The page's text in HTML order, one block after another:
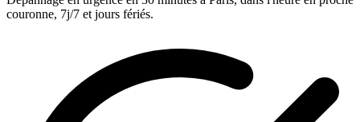
couronne, 7j/7 et jours fériés.